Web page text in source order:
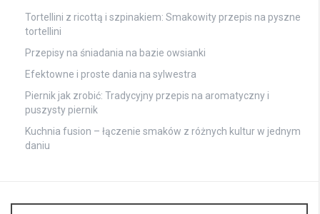
Tortellini z ricottą i szpinakiem: Smakowity przepis na pyszne
tortellini
Przepisy na śniadania na bazie owsianki
Efektowne i proste dania na sylwestra
Piernik jak zrobić: Tradycyjny przepis na aromatyczny i
puszysty piernik
Kuchnia fusion – łączenie smaków z różnych kultur w jednym
daniu